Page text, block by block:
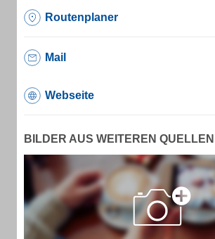
Routenplaner
Mail
Webseite
BILDER AUS WEITEREN QUELLEN